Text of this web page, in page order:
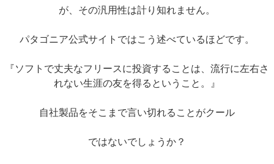
が、その汎用性は計り知れません。
パタゴニア公式サイトではこう述べているほどです。
『ソフトで丈夫なフリースに投資することは、流行に左右さ
れない生涯の友を得るということ。』
自社製品をそこまで言い切れることがクール
ではないでしょうか？